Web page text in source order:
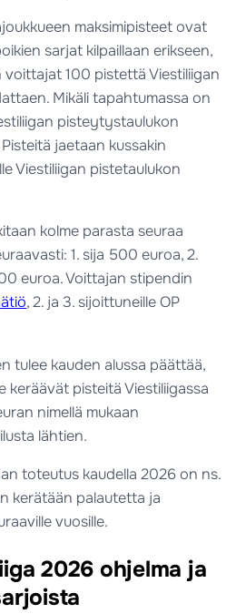
maksimipisteet ovat
sarjat kilpaillaan erikseen,
voittajat 100 pistettä Viestiliigan
Mikäli tapahtumassa on
pisteytystaulukon
jaetaan kussakin
Viestiliigan pistetaulukon
kolme parasta seuraa
1. sija 500 euroa, 2.
euroa. Voittajan stipendin
, 2. ja 3. sijoittuneille OP
tulee kauden alussa päättää,
keräävät pisteitä Viestiliigassa
nimellä mukaan
lähtien.
toteutus kaudella 2026 on ns.
kerätään palautetta ja
vuosille.
2026 ohjelma ja